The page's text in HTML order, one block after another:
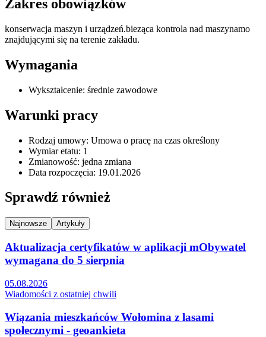
Zakres obowiązków
konserwacja maszyn i urządzeń.bieząca kontrola nad maszynamo
znajdującymi się na terenie zakładu.
Wymagania
Wykształcenie: średnie zawodowe
Warunki pracy
Rodzaj umowy: Umowa o pracę na czas określony
Wymiar etatu: 1
Zmianowość: jedna zmiana
Data rozpoczęcia: 19.01.2026
Sprawdź również
Najnowsze Artykuły
Aktualizacja certyfikatów w aplikacji mObywatel
wymagana do 5 sierpnia
05.08.2026
Wiadomości z ostatniej chwili
Wiązania mieszkańców Wołomina z lasami
społecznymi - geoankieta